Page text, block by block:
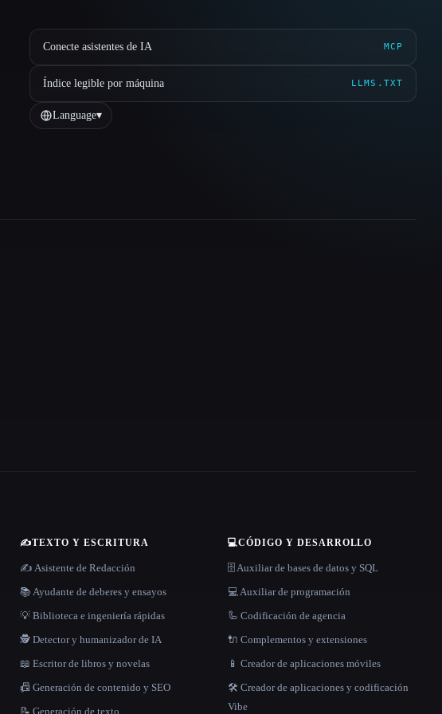
Conecte asistentes de IA MCP
Índice legible por máquina LLMS.TXT
Language▾
✍️TEXTO Y ESCRITURA
✍️ Asistente de Redacción
📚 Ayudante de deberes y ensayos
💡 Biblioteca e ingeniería rápidas
🕵️ Detector y humanizador de IA
📖 Escritor de libros y novelas
📠 Generación de contenido y SEO
📝 Generación de texto
💻CÓDIGO Y DESARROLLO
🗄️ Auxiliar de bases de datos y SQL
💻 Auxiliar de programación
🦾 Codificación de agencia
🔌 Complementos y extensiones
📱 Creador de aplicaciones móviles
🛠️ Creador de aplicaciones y codificación
Vibe